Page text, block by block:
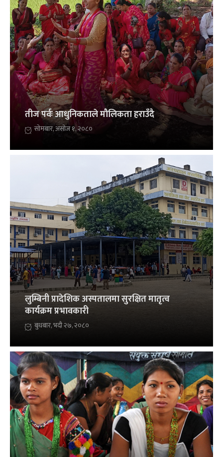
तीज पर्वः आधुनिकताले मौलिकता हराउँदै
सोमबार, असोज १, २०८०
लुम्बिनी प्रादेशिक अस्पतालमा सुरक्षित मातृत्व
कार्यक्रम प्रभावकारी
बुधबार, भदौ २७, २०८०